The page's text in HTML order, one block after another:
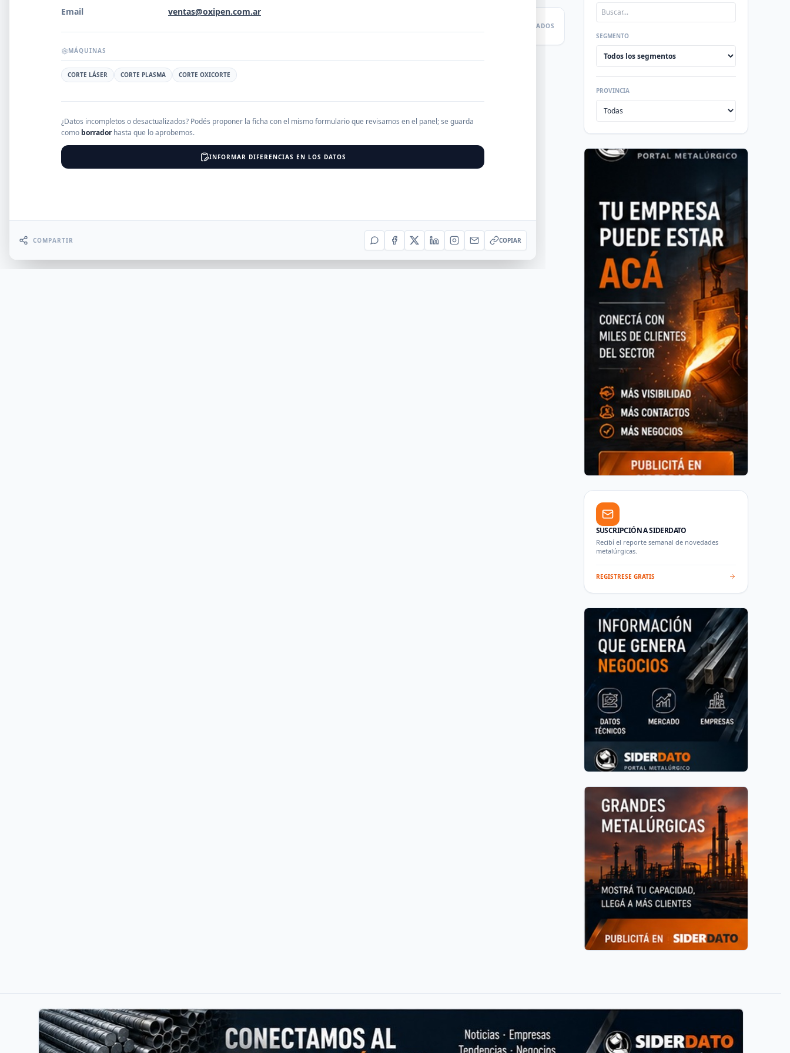
RESULTADOS
SEGMENTO
PROVINCIA
SUSCRIPCIÓN A SIDERDATO
Recibí el reporte semanal de novedades
metalúrgicas.
REGISTRESE GRATIS
Email
ventas@oxipen.com.ar
MÁQUINAS
CORTE LÁSER CORTE PLASMA CORTE OXICORTE
¿Datos incompletos o desactualizados? Podés proponer la ficha con el mismo formulario que revisamos en el panel; se guarda
como borradorhasta que lo aprobemos.
INFORMAR DIFERENCIAS EN LOS DATOS
COMPARTIR COPIAR